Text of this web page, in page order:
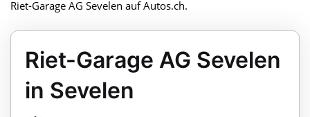
Riet-Garage AG Sevelen auf Autos.ch.
Riet-Garage AG Sevelen
in Sevelen